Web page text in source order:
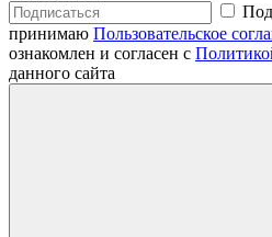
принимаю Пользовательское
ознакомлен и согласен с
данного сайта